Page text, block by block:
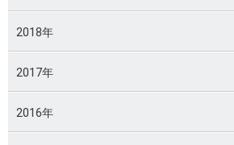
2018年
2017年
2016年